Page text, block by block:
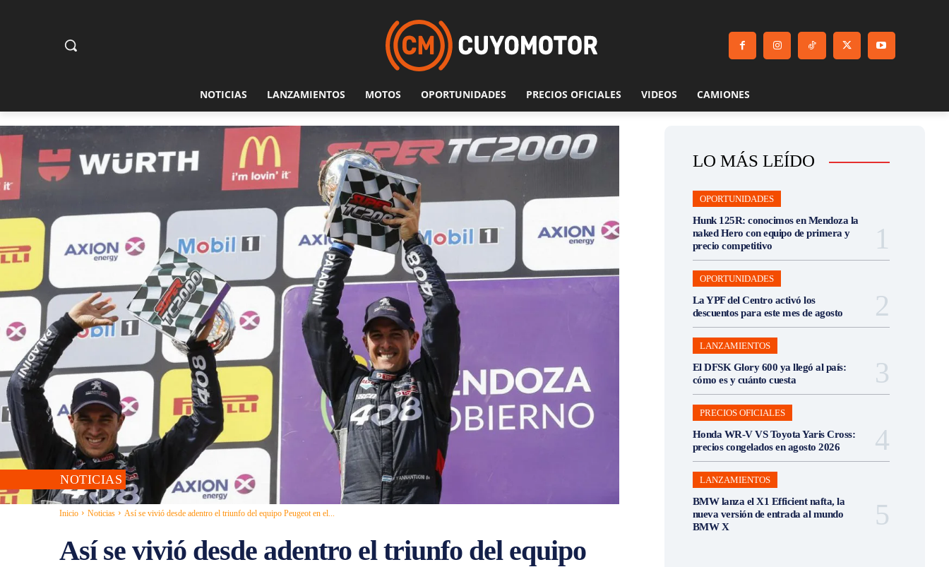
NOTICIAS LANZAMIENTOS MOTOS OPORTUNIDADES PRECIOS OFICIALES VIDEOS CAMIONES
NOTICIAS
Inicio Noticias Así se vivió desde adentro el triunfo del equipo Peugeot en el...
Así se vivió desde adentro el triunfo del equipo
LO MÁS LEÍDO
OPORTUNIDADES
Hunk 125R: conocimos en Mendoza la
naked Hero con equipo de primera y
precio competitivo
OPORTUNIDADES
La YPF del Centro activó los
descuentos para este mes de agosto
LANZAMIENTOS
El DFSK Glory 600 ya llegó al país:
cómo es y cuánto cuesta
PRECIOS OFICIALES
Honda WR-V VS Toyota Yaris Cross:
precios congelados en agosto 2026
LANZAMIENTOS
BMW lanza el X1 Efficient nafta, la
nueva versión de entrada al mundo
BMW X